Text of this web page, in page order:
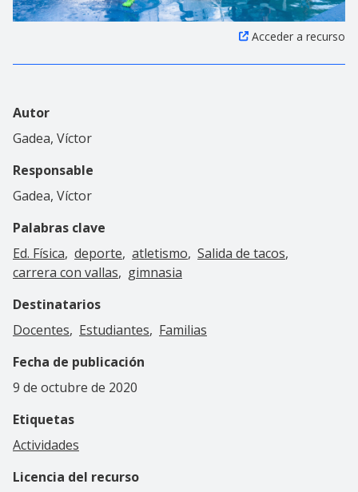
Acceder a recurso
Autor
Gadea, Víctor
Responsable
Gadea, Víctor
Palabras clave
Ed. Física deporte atletismo Salida de tacos
carrera con vallas
gimnasia
Destinatarios
Docentes
Estudiantes
Familias
Fecha de publicación
9 de octubre de 2020
Etiquetas
Actividades
Licencia del recurso